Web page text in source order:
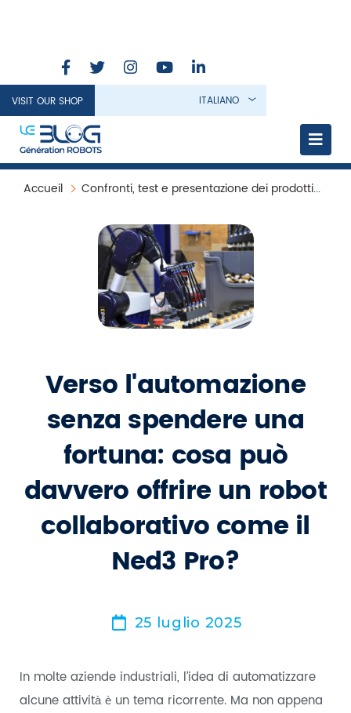
VISIT OUR SHOP ITALIANO
Accueil Confronti, test e presentazione dei prodotti
Verso l'automazione
senza spendere una
fortuna: cosa può
davvero offrire un robot
collaborativo come il
Ned3 Pro?
25 luglio 2025
In molte aziende industriali, l’idea di automatizzare
alcune attività è un tema ricorrente. Ma non appena